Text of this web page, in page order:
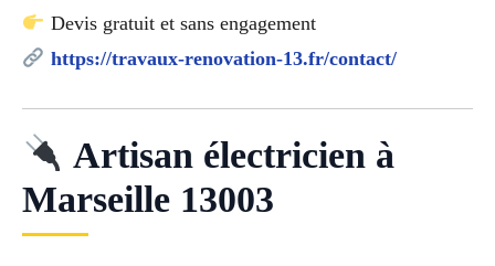
Devis gratuit et sans engagement
https://travaux-renovation-13.fr/contact/
Artisan électricien à
Marseille 13003